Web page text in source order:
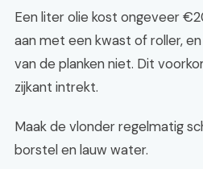
Een liter olie kost ongeveer
aan met een kwast of roller,
van de planken niet. Dit
zijkant intrekt.
Maak de vlonder regelmatig
borstel en lauw water.